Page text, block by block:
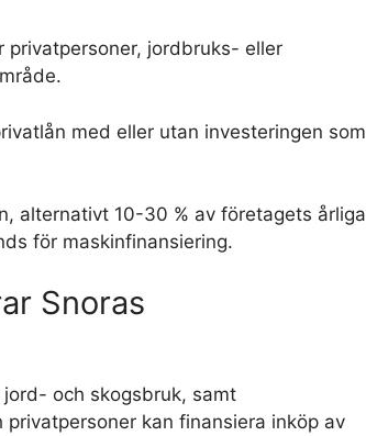
privatpersoner, jordbruks- eller
med eller utan investeringen som
alternativt 10-30 % av företagets årliga
för maskinfinansiering.
Snoras
och skogsbruk, samt
kan finansiera inköp av